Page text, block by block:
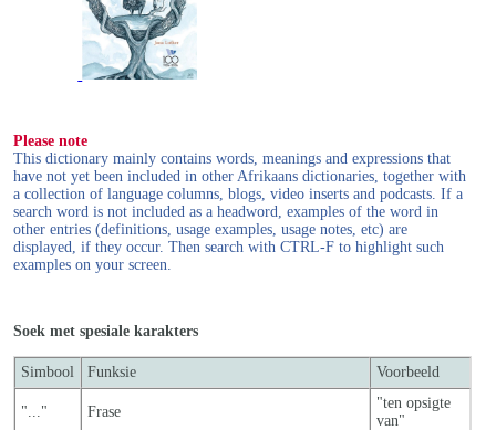
Please note
This dictionary mainly contains words, meanings and expressions that
have not yet been included in other Afrikaans dictionaries, together with
a collection of language columns, blogs, video inserts and podcasts. If a
search word is not included as a headword, examples of the word in
other entries (definitions, usage examples, usage notes, etc) are
displayed, if they occur. Then search with CTRL-F to highlight such
examples on your screen.
Soek met spesiale karakters
Simbool Funksie Voorbeeld
"..." Frase
"ten opsigte
van"